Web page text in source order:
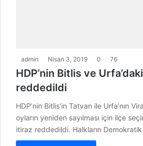
admin Nisan 3, 2019 0 76
HDP’nin Bitlis ve
reddedildi
HDP’nin Bitlis’in Tatvan ile Urfa’nın
oyların yeniden sayılması için ilçe
itiraz reddedildi. Halkların Demokratik